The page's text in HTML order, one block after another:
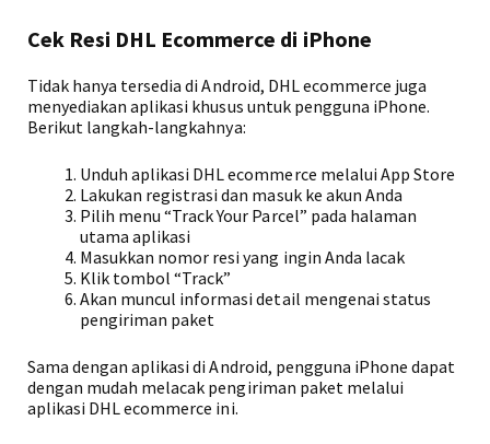
Cek Resi DHL Ecommerce di iPhone
Tidak hanya tersedia di Android, DHL ecommerce juga
menyediakan aplikasi khusus untuk pengguna iPhone.
Berikut langkah-langkahnya:
Unduh aplikasi DHL ecommerce melalui App Store
Lakukan registrasi dan masuk ke akun Anda
Pilih menu “Track Your Parcel” pada halaman
utama aplikasi
Masukkan nomor resi yang ingin Anda lacak
Klik tombol “Track”
Akan muncul informasi detail mengenai status
pengiriman paket
Sama dengan aplikasi di Android, pengguna iPhone dapat
dengan mudah melacak pengiriman paket melalui
aplikasi DHL ecommerce ini.